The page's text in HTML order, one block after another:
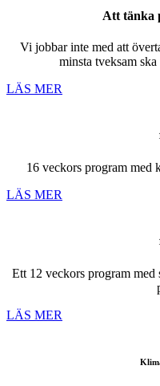
Att tänka
Vi jobbar inte med att
minsta tveksam
LÄS MER
16 veckors program med
LÄS MER
Ett 12 veckors program
LÄS MER